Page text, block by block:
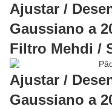
Ajustar /
Gaussiano a
Filtro Mehdi /
Ajustar /
Gaussiano a